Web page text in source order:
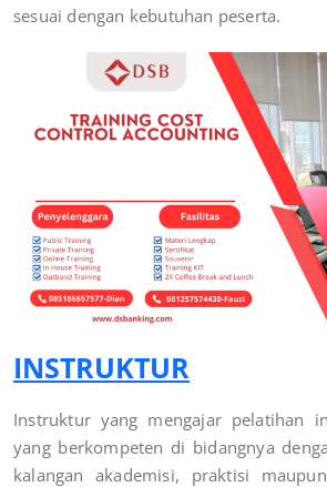
sesuai dengan kebutuhan peserta.
INSTRUKTUR
Instruktur yang mengajar pelatihan
yang berkompeten di bidangnya
kalangan akademisi, praktisi